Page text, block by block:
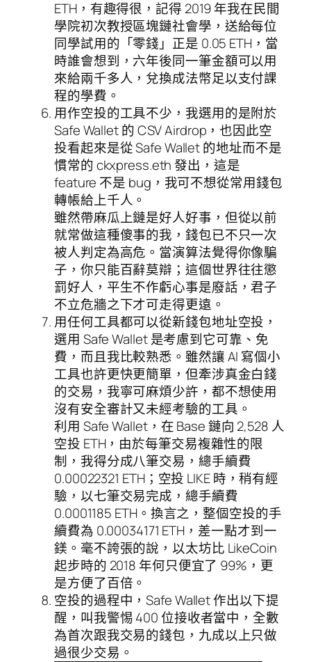
ETH，有趣得很，記得 2019 年我在民間
學院初次教授區塊鏈社會學，送給每位
同學試用的「零錢」正是 0.05 ETH，當
時誰會想到，六年後同一筆金額可以用
來給兩千多人，兌換成法幣足以支付課
程的學費。
用作空投的工具不少，我選用的是附於
Safe Wallet 的 CSV Airdrop，也因此空
投看起來是從 Safe Wallet 的地址而不是
慣常的 ckxpress.eth 發出，這是
feature 不是 bug，我可不想從常用錢包
轉帳給上千人。
雖然帶麻瓜上鏈是好人好事，但從以前
就常做這種傻事的我，錢包已不只一次
被人判定為高危。當演算法覺得你像騙
子，你只能百辭莫辯；這個世界往往懲
罰好人，平生不作虧心事是廢話，君子
不立危牆之下才可走得更遠。
用任何工具都可以從新錢包地址空投，
選用 Safe Wallet 是考慮到它可靠、免
費，而且我比較熟悉。雖然讓 AI 寫個小
工具也許更快更簡單，但牽涉真金白錢
的交易，我寧可麻煩少許，都不想使用
沒有安全審計又未經考驗的工具。
利用 Safe Wallet，在 Base 鏈向 2,528 人
空投 ETH，由於每筆交易複雜性的限
制，我得分成八筆交易，總手續費
0.00022321 ETH；空投 LIKE 時，稍有經
驗，以七筆交易完成，總手續費
0.0001185 ETH。換言之，整個空投的手
續費為 0.00034171 ETH，差一點才到一
鎂。毫不誇張的說，以太坊比 LikeCoin
起步時的 2018 年何只便宜了 99%，更
是方便了百倍。
空投的過程中，Safe Wallet 作出以下提
醒，叫我警惕 400 位接收者當中，全數
為首次跟我交易的錢包，九成以上只做
過很少交易。